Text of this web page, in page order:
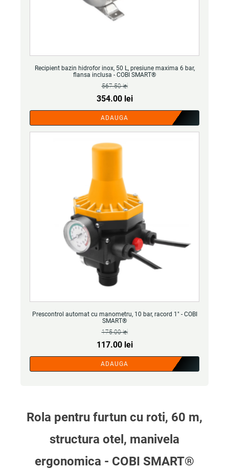
Recipient bazin hidrofor inox, 50 L, presiune maxima 6 bar,
flansa inclusa - COBI SMART®
567.50lei
Prețul
inițial
a
fost:
354.00 leiPrețul
curent
este:
ADAUGA
Prescontrol automat cu manometru, 10 bar, racord 1" - COBI
SMART®
175.00lei
Prețul
inițial
a
117.00 leiPrețul
curent
este:
ADAUGA
Rola pentru furtun cu roti, 60 m,
structura otel, manivela
ergonomica - COBI SMART®